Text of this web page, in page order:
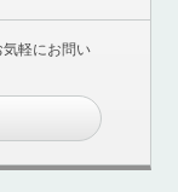
軽にお問い